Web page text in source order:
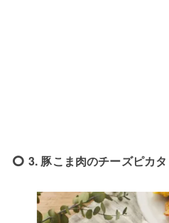
3. 豚こま肉のチーズピカタ